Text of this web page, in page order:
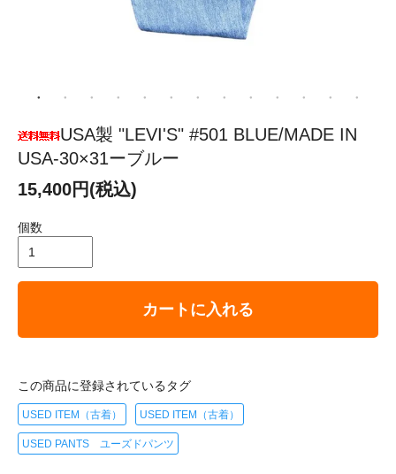
USA製 "LEVI'S" #501 BLUE/MADE IN
USA-30×31ーブルー
15,400円(税込)
個数
カートに入れる
この商品に登録されているタグ
USED ITEM（古着） USED ITEM（古着）
USED PANTS ユーズドパンツ